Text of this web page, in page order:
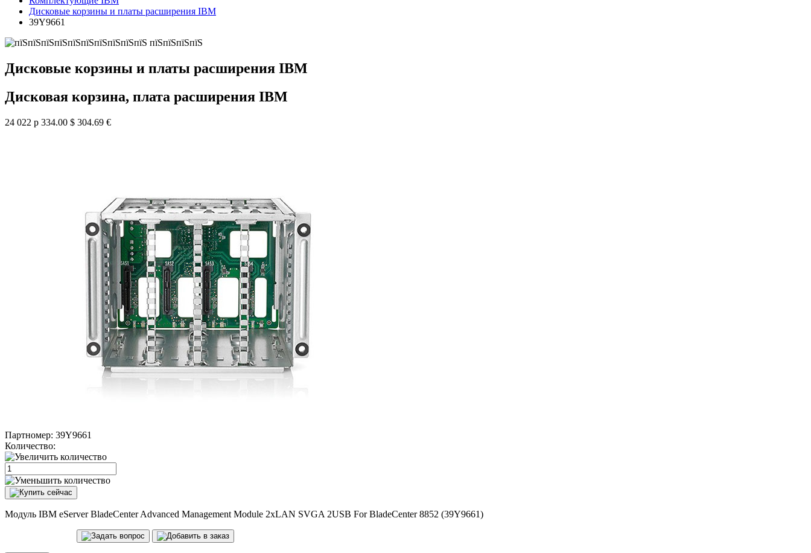
Дисковые корзины и платы расширения IBM
39Y9661
Дисковые корзины и платы расширения IBM
Дисковая корзина, плата расширения IBM
24 022 р 334.00 $ 304.69 €
Партномер: 39Y9661
Количество:
Модуль IBM eServer BladeCenter Advanced Management Module 2xLAN SVGA 2USB For BladeCenter 8852 (39Y9661)